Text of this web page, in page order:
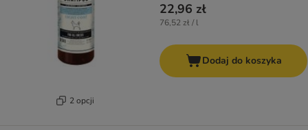
2 opcji
22,96 zł
76,52 zł / l
Dodaj do koszyka